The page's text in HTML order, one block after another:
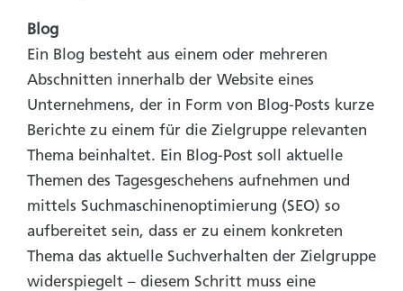
Blog
Ein Blog besteht aus einem oder mehreren
Abschnitten innerhalb der Website eines
Unternehmens, der in Form von Blog-Posts kurze
Berichte zu einem für die Zielgruppe relevanten
Thema beinhaltet. Ein Blog-Post soll aktuelle
Themen des Tagesgeschehens aufnehmen und
mittels Suchmaschinenoptimierung (SEO) so
aufbereitet sein, dass er zu einem konkreten
Thema das aktuelle Suchverhalten der Zielgruppe
widerspiegelt – diesem Schritt muss eine